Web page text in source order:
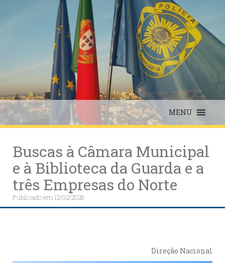
MENU
Buscas à Câmara Municipal
e à Biblioteca da Guarda e a
três Empresas do Norte
Publicado em12/02/2026
Direção Nacional